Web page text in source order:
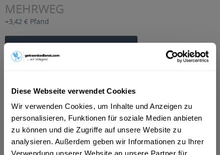
Diese Webseite verwendet Cookies
Wir verwenden Cookies, um Inhalte und Anzeigen zu
personalisieren, Funktionen für soziale Medien anbieten
zu können und die Zugriffe auf unsere Website zu
analysieren. Außerdem geben wir Informationen zu Ihrer
MEHRWEG
+3,42 € Pfand
In denWarenkorb
Beschreibung
mehr
"Sünner Kölsches Wasser Grün 24 x 0,33l"
Flaschengröße: